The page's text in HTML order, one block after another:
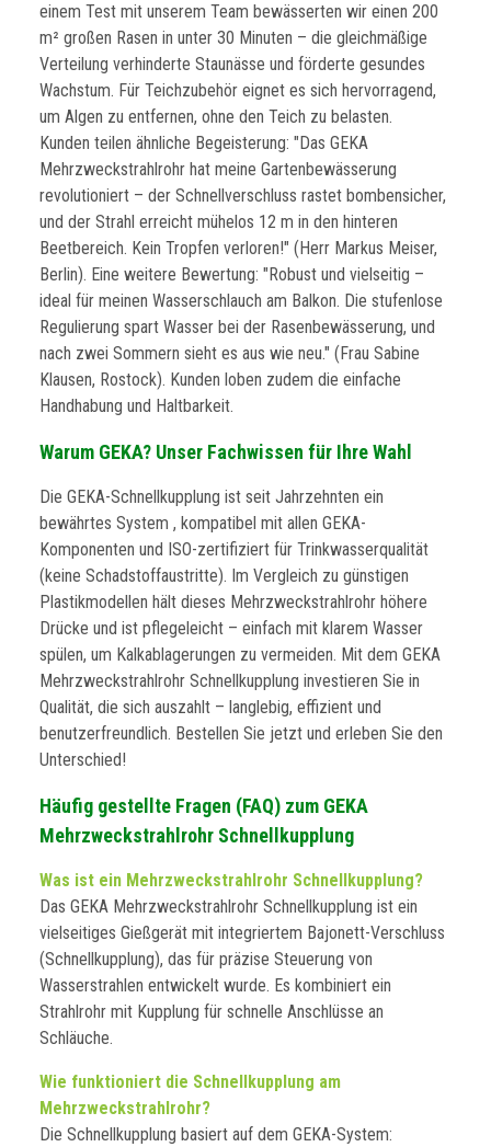
einem Test mit unserem Team bewässerten wir einen 200
m² großen Rasen in unter 30 Minuten – die gleichmäßige
Verteilung verhinderte Staunässe und förderte gesundes
Wachstum. Für Teichzubehör eignet es sich hervorragend,
um Algen zu entfernen, ohne den Teich zu belasten.
Kunden teilen ähnliche Begeisterung: "Das GEKA
Mehrzweckstrahlrohr hat meine Gartenbewässerung
revolutioniert – der Schnellverschluss rastet bombensicher,
und der Strahl erreicht mühelos 12 m in den hinteren
Beetbereich. Kein Tropfen verloren!" (Herr Markus Meiser,
Berlin). Eine weitere Bewertung: "Robust und vielseitig –
ideal für meinen Wasserschlauch am Balkon. Die stufenlose
Regulierung spart Wasser bei der Rasenbewässerung, und
nach zwei Sommern sieht es aus wie neu." (Frau Sabine
Klausen, Rostock). Kunden loben zudem die einfache
Handhabung und Haltbarkeit.
Warum GEKA? Unser Fachwissen für Ihre Wahl
Die GEKA-Schnellkupplung ist seit Jahrzehnten ein
bewährtes System , kompatibel mit allen GEKA-
Komponenten und ISO-zertifiziert für Trinkwasserqualität
(keine Schadstoffaustritte). Im Vergleich zu günstigen
Plastikmodellen hält dieses Mehrzweckstrahlrohr höhere
Drücke und ist pflegeleicht – einfach mit klarem Wasser
spülen, um Kalkablagerungen zu vermeiden. Mit dem GEKA
Mehrzweckstrahlrohr Schnellkupplung investieren Sie in
Qualität, die sich auszahlt – langlebig, effizient und
benutzerfreundlich. Bestellen Sie jetzt und erleben Sie den
Unterschied!
Häufig gestellte Fragen (FAQ) zum GEKA
Mehrzweckstrahlrohr Schnellkupplung
Was ist ein Mehrzweckstrahlrohr Schnellkupplung?
Das GEKA Mehrzweckstrahlrohr Schnellkupplung ist ein
vielseitiges Gießgerät mit integriertem Bajonett-Verschluss
(Schnellkupplung), das für präzise Steuerung von
Wasserstrahlen entwickelt wurde. Es kombiniert ein
Strahlrohr mit Kupplung für schnelle Anschlüsse an
Schläuche.
Wie funktioniert die Schnellkupplung am
Mehrzweckstrahlrohr?
Die Schnellkupplung basiert auf dem GEKA-System: